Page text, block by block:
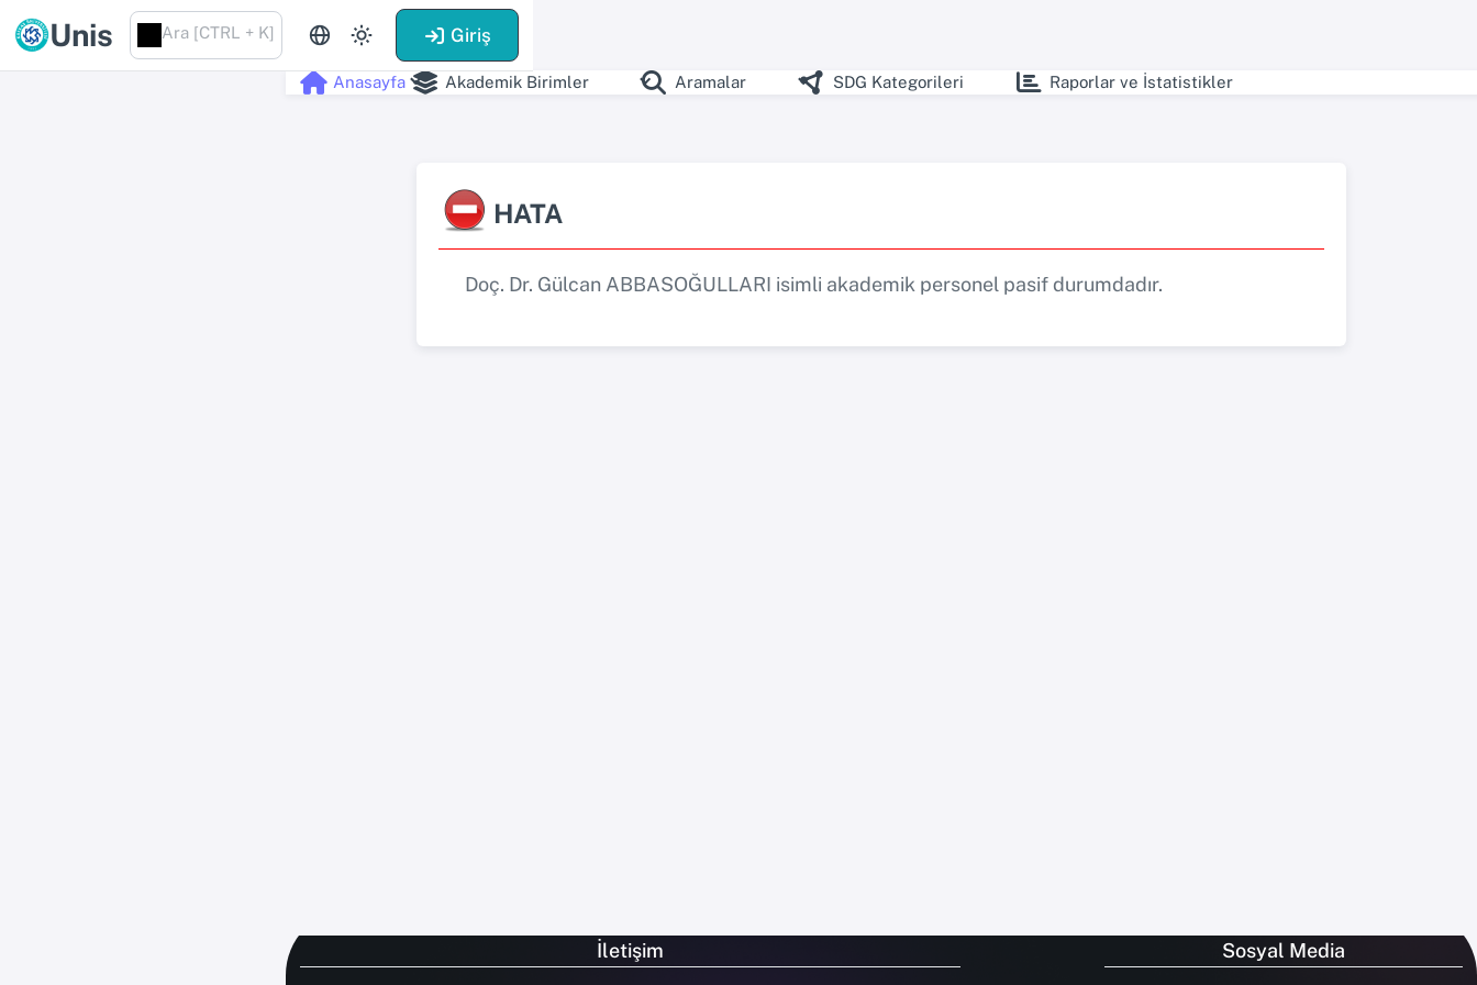
Unis Ara [CTRL + K] Giriş
Anasayfa Akademik Birimler Aramalar SDG Kategorileri Raporlar ve İstatistikler
HATA
Doç. Dr. Gülcan ABBASOĞULLARI isimli akademik personel pasif durumdadır.
İletişim Sosyal Media